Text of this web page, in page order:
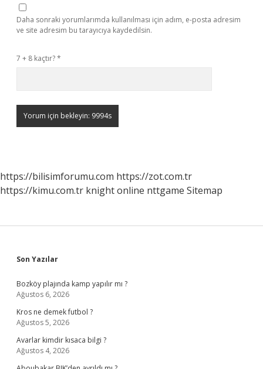
Daha sonraki yorumlarımda kullanılması için adım, e-posta adresim
ve site adresim bu tarayıcıya kaydedilsin.
7 + 8 kaçtır?*
https://bilisimforumu.com https://zot.com.tr
https://kimu.com.tr knight online nttgame Sitemap
Sidebar
Son Yazılar
Bozköy plajında kamp yapılır mı ?
Ağustos 6, 2026
Kros ne demek futbol ?
Ağustos 5, 2026
Avarlar kimdir kısaca bilgi ?
Ağustos 4, 2026